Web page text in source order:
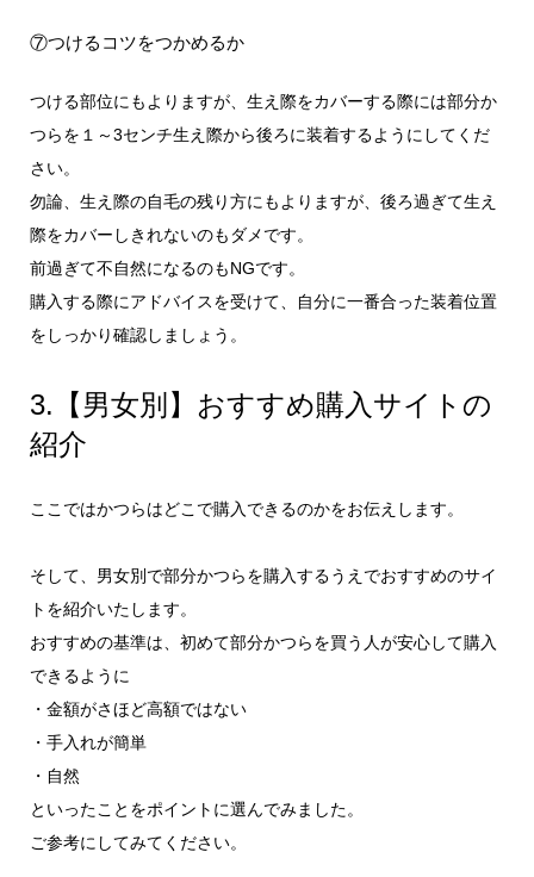
⑦つけるコツをつかめるか
つける部位にもよりますが、生え際をカバーする際には部分か
つらを１～3センチ生え際から後ろに装着するようにしてくだ
さい。
勿論、生え際の自毛の残り方にもよりますが、後ろ過ぎて生え
際をカバーしきれないのもダメです。
前過ぎて不自然になるのもNGです。
購入する際にアドバイスを受けて、自分に一番合った装着位置
をしっかり確認しましょう。
3.【男女別】おすすめ購入サイトの
紹介
ここではかつらはどこで購入できるのかをお伝えします。
そして、男女別で部分かつらを購入するうえでおすすめのサイ
トを紹介いたします。
おすすめの基準は、初めて部分かつらを買う人が安心して購入
できるように
・金額がさほど高額ではない
・手入れが簡単
・自然
といったことをポイントに選んでみました。
ご参考にしてみてください。